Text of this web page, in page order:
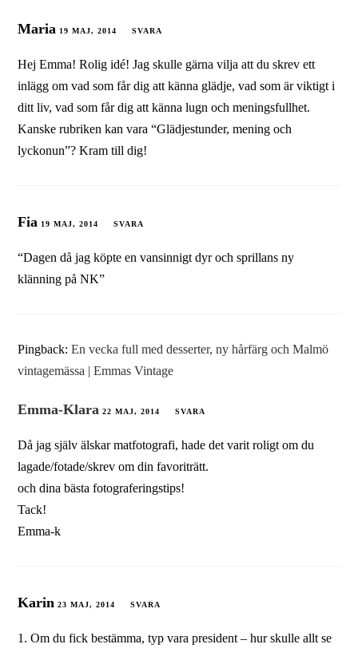
Maria 19 MAJ, 2014 SVARA
Hej Emma! Rolig idé! Jag skulle gärna vilja att du skrev ett
inlägg om vad som får dig att känna glädje, vad som är viktigt i
ditt liv, vad som får dig att känna lugn och meningsfullhet.
Kanske rubriken kan vara “Glädjestunder, mening och
lyckonun”? Kram till dig!
Fia 19 MAJ, 2014 SVARA
“Dagen då jag köpte en vansinnigt dyr och sprillans ny
klänning på NK”
Pingback:En vecka full med desserter, ny hårfärg och Malmö
vintagemässa | Emmas Vintage
Emma-Klara 22 MAJ, 2014 SVARA
Då jag själv älskar matfotografi, hade det varit roligt om du
lagade/fotade/skrev om din favoriträtt.
och dina bästa fotograferingstips!
Tack!
Emma-k
Karin 23 MAJ, 2014 SVARA
1. Om du fick bestämma, typ vara president – hur skulle allt se